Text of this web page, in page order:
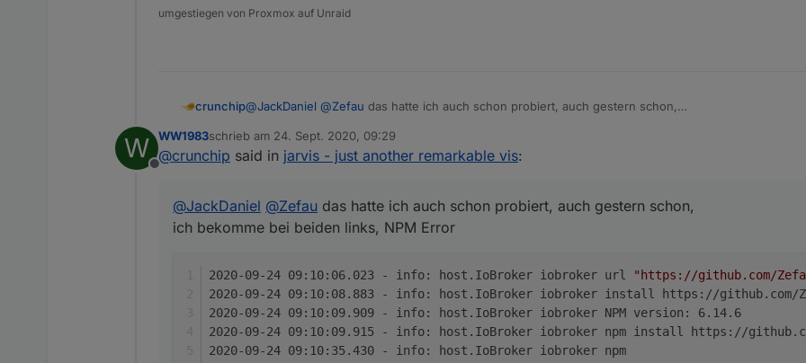
umgestiegen von Proxmox auf Unraid
crunchip@JackDaniel @Zefau das hatte ich auch schon probiert, auch gestern schon,
2020-09-24 09:10:06.023 - info: host.IoBroker iobroker url "https://
2020-09-24 09:10:08.883 - info: host.IoBroker iobroker install https://
2020-09-24 09:10:35.430 - info: host.IoBroker iobroker npm
2020-09-24 09:10:35.436 - info: host.IoBroker iobroker ERR! code E404npm
2020-09-24 09:05:12.222 - info: host.IoBroker iobroker NPM version: 6.14.6
2020-09-24 09:05:12.226 - info: host.IoBroker iobroker npm install https://
ja jetzt gerade eben zeigt er rc.15 verfügbar an, kanns aber nicht installieren
W
Offline
WW1983schrieb am 24. Sept. 2020, 09:29
zuletzt editiert von
@crunchip said in jarvis - just another remarkable vis:
@JackDaniel @Zefau das hatte ich auch schon probiert, auch gestern schon,
ich bekomme bei beiden links, NPM Error
2020-09-24 09:10:06.023 - info: host.IoBroker iobroker url
"https://github.com/
2020-09-24 09:10:08.883 - info: host.IoBroker iobroker install https://github.com/
2020-09-24 09:10:09.909 - info: host.IoBroker iobroker NPM version: 6.14.6
2020-09-24 09:10:09.915 - info: host.IoBroker iobroker npm install https://
2020-09-24 09:10:35.430 - info: host.IoBroker iobroker npm